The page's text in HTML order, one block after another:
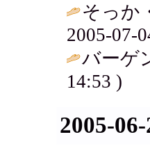
そっか
2005-07-
バーゲ
14:53 )
2005-